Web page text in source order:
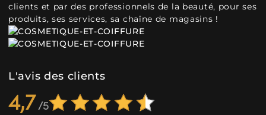
clients et par des professionnels de la beauté, pour ses
produits, ses services, sa chaîne de magasins !
L'avis des clients
4,7